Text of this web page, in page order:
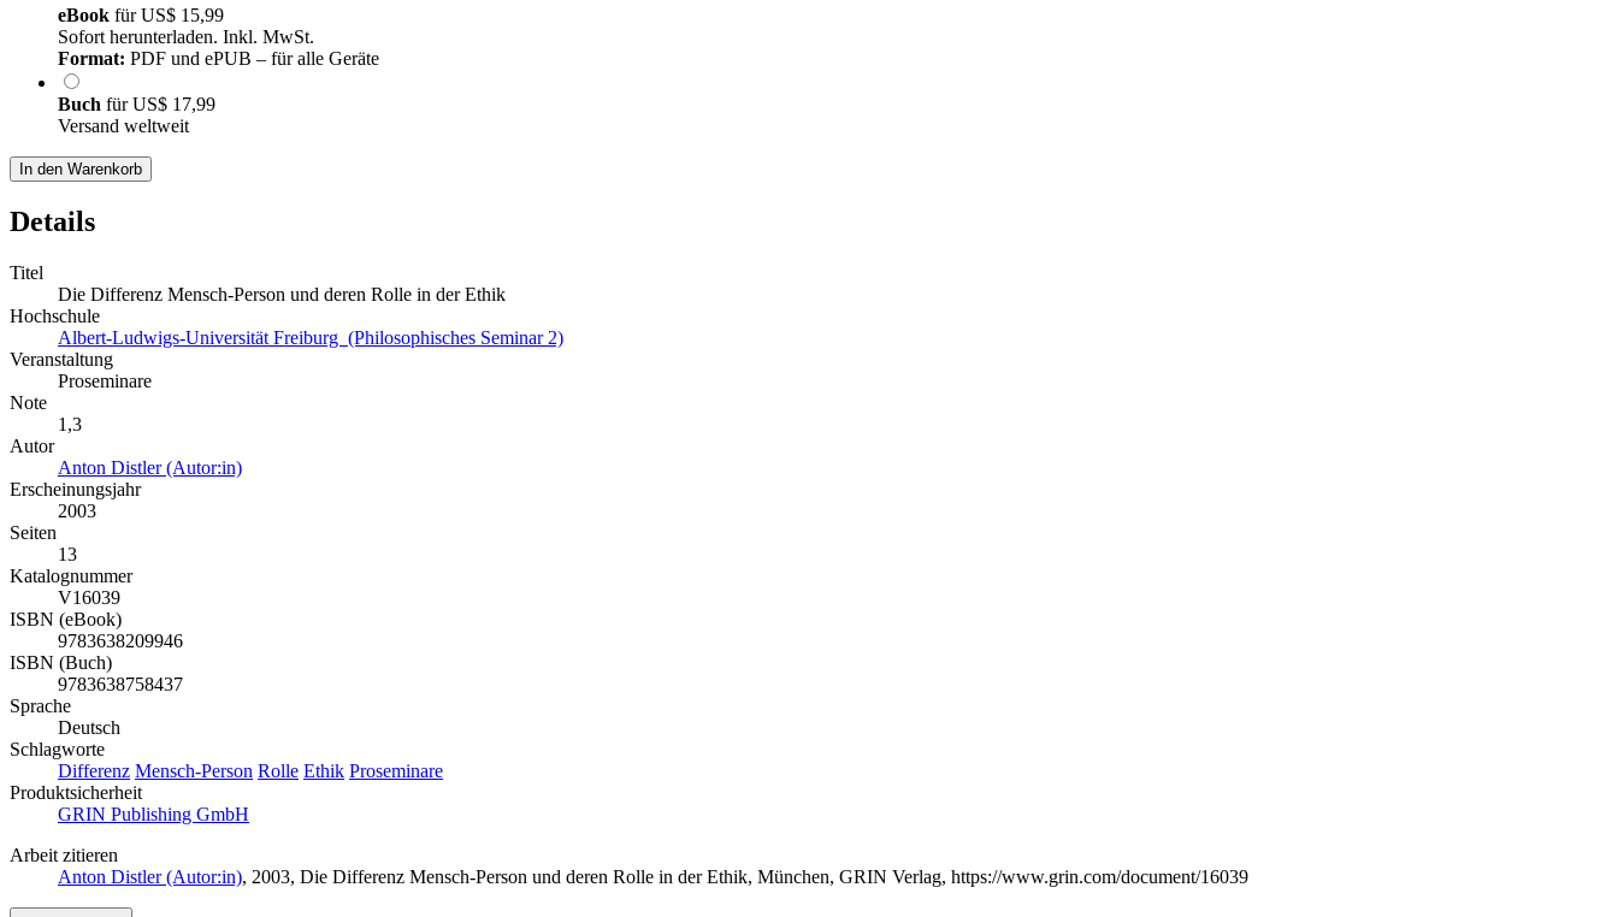
eBook fürUS$ 15,99
Sofort herunterladen. Inkl. MwSt.
Format: PDF und ePUB – für alle Geräte
Buch fürUS$ 17,99
Versand weltweit
In den Warenkorb
Details
Titel
Die Differenz Mensch-Person und deren Rolle in der Ethik
Hochschule
Albert-Ludwigs-Universität Freiburg (Philosophisches Seminar 2)
Veranstaltung
Proseminare
Note
1,3
Autor
Anton Distler (Autor:in)
Erscheinungsjahr
2003
Seiten
13
Katalognummer
V16039
ISBN (eBook)
9783638209946
ISBN (Buch)
9783638758437
Sprache
Deutsch
Schlagworte
Differenz Mensch-Person Rolle Ethik Proseminare
Produktsicherheit
GRIN Publishing GmbH
Arbeit zitieren
Anton Distler (Autor:in), 2003, Die Differenz Mensch-Person und deren Rolle in der Ethik, München, GRIN Verlag, https://www.grin.com/document/16039